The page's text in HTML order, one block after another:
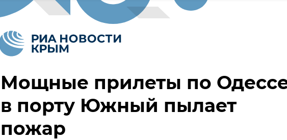
Мощные прилеты по
в порту Южный пылает
пожар